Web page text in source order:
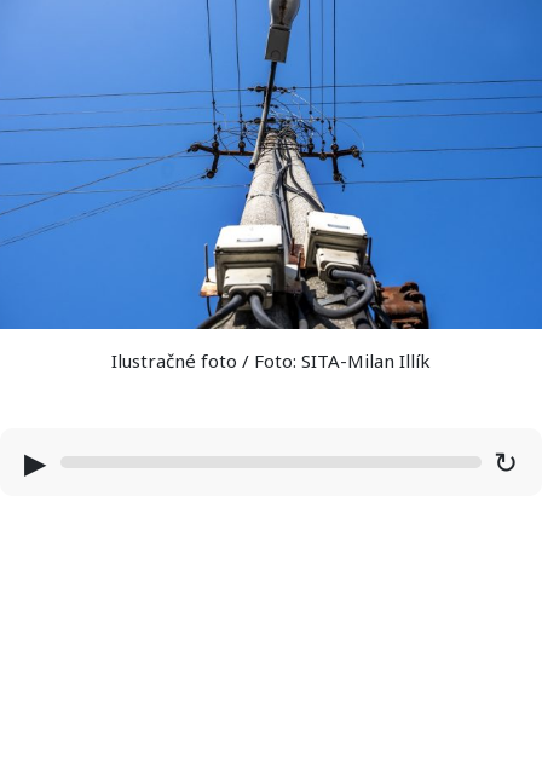
Ilustračné foto / Foto: SITA-Milan Illík
▶ ↻